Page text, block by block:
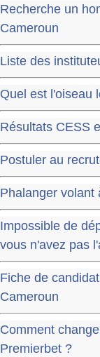
Recherche un
Cameroun
Liste des
Quel est l'oiseau
Résultats CESS
Postuler au
Phalanger volant
Impossible de
vous n'avez pas
Fiche de
Cameroun
Comment
Premierbet ?